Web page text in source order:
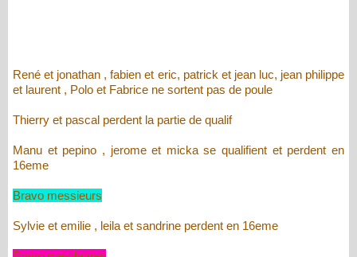
René et jonathan , fabien et eric, patrick et jean luc, jean philippe
et laurent , Polo et Fabrice ne sortent pas de poule
Thierry et pascal perdent la partie de qualif
Manu et pepino , jerome et micka se qualifient et perdent en
16eme
Bravo messieurs
Sylvie et emilie , leila et sandrine perdent en 16eme